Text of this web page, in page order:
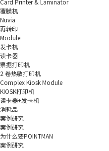
Card Printer & Laminator
覆膜机
Nuvia
再转印
Module
发卡机
读卡器
票据打印机
2 卷热敏打印机
Complex Kiosk Module
KIOSK打印机
读卡器+发卡机
消耗品
案例研究
案例研究
为什么要POINTMAN
案例研究